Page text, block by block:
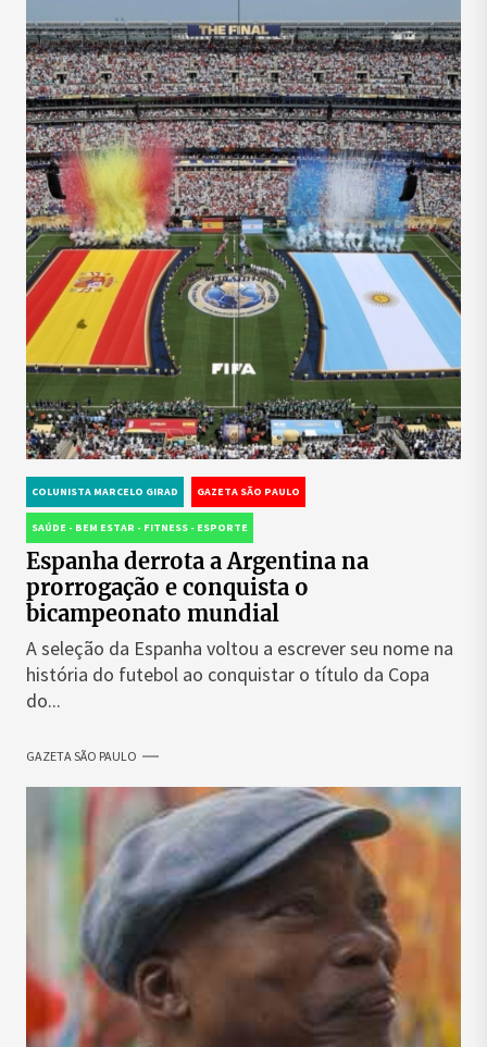
COLUNISTA MARCELO GIRAD GAZETA SÃO PAULO
SAÚDE - BEM ESTAR - FITNESS - ESPORTE
Espanha derrota a Argentina na
prorrogação e conquista o
bicampeonato mundial
A seleção da Espanha voltou a escrever seu nome na
história do futebol ao conquistar o título da Copa
do...
GAZETA SÃO PAULO